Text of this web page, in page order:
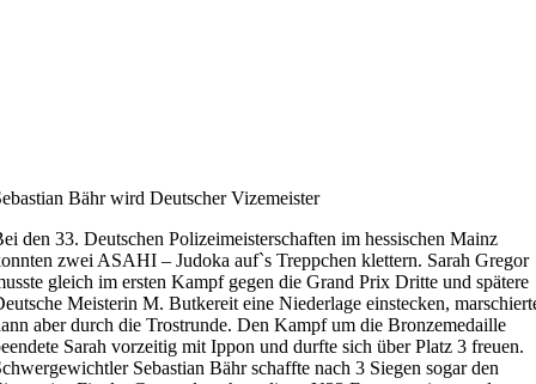
Bähr wird Deutscher Vizemeister
den 33. Deutschen Polizeimeisterschaften im hessischen Mainz
zwei ASAHI – Judoka auf`s Treppchen klettern. Sarah Gregor
gleich im ersten Kampf gegen die Grand Prix Dritte und spätere
Meisterin M. Butkereit eine Niederlage einstecken,
aber durch die Trostrunde. Den Kampf um die Bronzemedaille
Sarah vorzeitig mit Ippon und durfte sich über Platz 3 freuen.
Sebastian Bähr schaffte nach 3 Siegen sogar den